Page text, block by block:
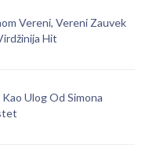
Vereni, Vereni Zauvek
Hit
Kao Ulog Od Simona